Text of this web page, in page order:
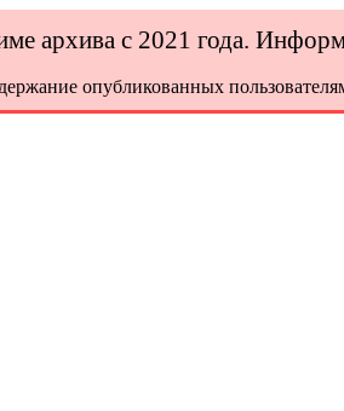
архива с 2021 года.
опубликованных